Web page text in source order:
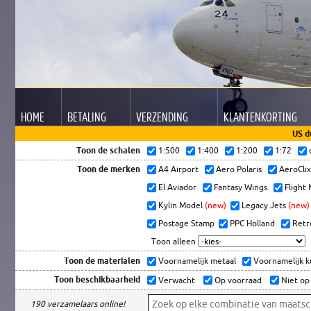
HOME BETALING VERZENDING KLANTENKORTING
US
Toon de schalen
1:500 1:400 1:200 1:72
Toon de merken A4 Airport Aero Polaris
El Aviador
Fantasy Wings
Flight
Kylin Model (new) Legacy Jets (new)
Postage Stamp
PPC Holland
Toon alleen
Toon de materialen Voornamelijk metaal Voornamelijk
Toon beschikbaarheid Verwacht Op voorraad Niet
190 verzamelaars online!